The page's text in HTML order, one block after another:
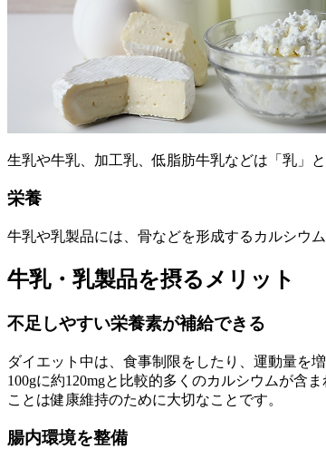
生乳や牛乳、加工乳、低脂肪牛乳などは「乳」
栄養
牛乳や乳製品には、骨などを形成するカルシウ
牛乳・乳製品を摂るメリット
不足しやすい栄養素が補給できる
ダイエット中は、食事制限をしたり、運動量を
100gに約120mgと比較的多くのカルシウムが含
ことは健康維持のために大切なことです。
腸内環境を整備